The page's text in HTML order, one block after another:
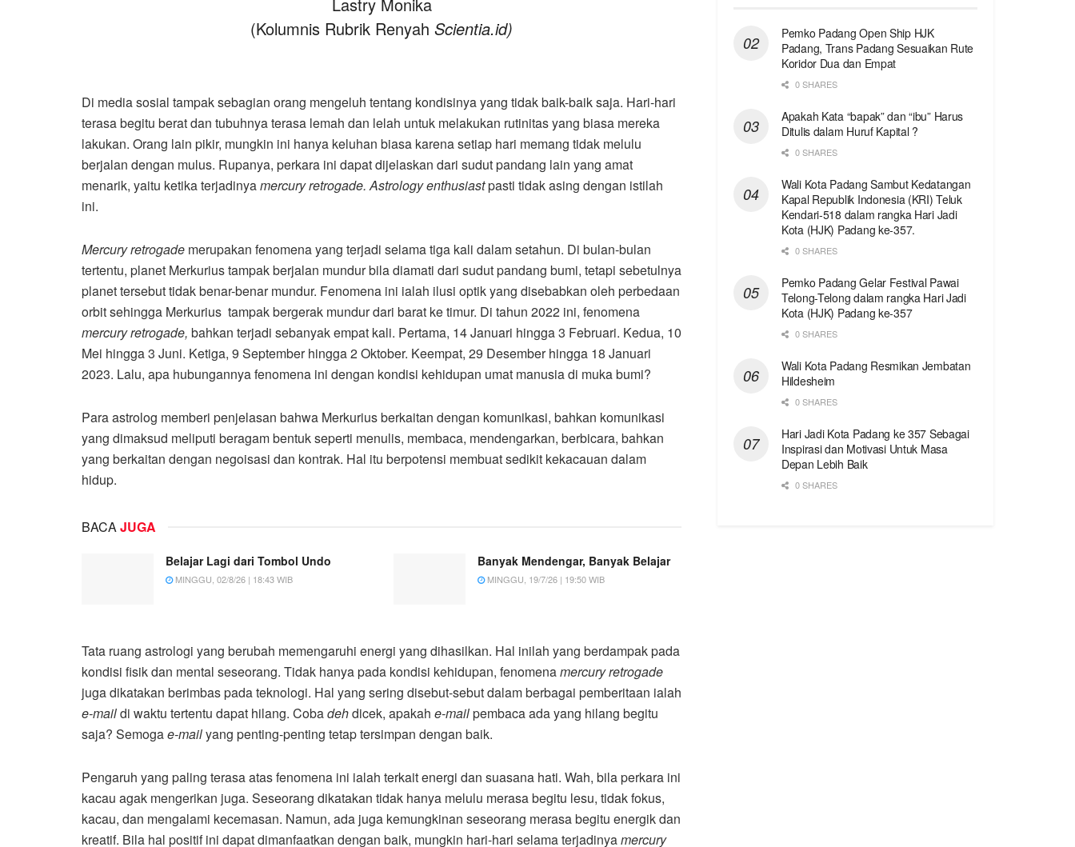
(Kolumnis Rubrik Renyah Scientia.id)
Di media sosial tampak sebagian orang mengeluh tentang kondisinya yang tidak baik-baik saja. Hari-hari
terasa begitu berat dan tubuhnya terasa lemah dan lelah untuk melakukan rutinitas yang biasa mereka
lakukan. Orang lain pikir, mungkin ini hanya keluhan biasa karena setiap hari memang tidak melulu
berjalan dengan mulus. Rupanya, perkara ini dapat dijelaskan dari sudut pandang lain yang amat
menarik, yaitu ketika terjadinyamercury retrogade. Astrology enthusiastpasti tidak asing dengan istilah
ini.
Mercury retrogade merupakan fenomena yang terjadi selama tiga kali dalam setahun. Di bulan-bulan
tertentu, planet Merkurius tampak berjalan mundur bila diamati dari sudut pandang bumi, tetapi sebetulnya
planet tersebut tidak benar-benar mundur. Fenomena ini ialah ilusi optik yang disebabkan oleh perbedaan
orbit sehingga Merkurius tampak bergerak mundur dari barat ke timur. Di tahun 2022 ini, fenomena
mercury retrogade, bahkan terjadi sebanyak empat kali. Pertama, 14 Januari hingga 3 Februari. Kedua, 10
Mei hingga 3 Juni. Ketiga, 9 September hingga 2 Oktober. Keempat, 29 Desember hingga 18 Januari
2023. Lalu, apa hubungannya fenomena ini dengan kondisi kehidupan umat manusia di muka bumi?
Para astrolog memberi penjelasan bahwa Merkurius berkaitan dengan komunikasi, bahkan komunikasi
yang dimaksud meliputi beragam bentuk seperti menulis, membaca, mendengarkan, berbicara, bahkan
yang berkaitan dengan negoisasi dan kontrak. Hal itu berpotensi membuat sedikit kekacauan dalam
hidup.
BACAJUGA
Belajar Lagi dari Tombol Undo
MINGGU, 02/8/26 | 18:43 WIB
Banyak Mendengar, Banyak Belajar
MINGGU, 19/7/26 | 19:50 WIB
Tata ruang astrologi yang berubah memengaruhi energi yang dihasilkan. Hal inilah yang berdampak pada
kondisi fisik dan mental seseorang. Tidak hanya pada kondisi kehidupan, fenomenamercury retrogade
juga dikatakan berimbas pada teknologi. Hal yang sering disebut-sebut dalam berbagai pemberitaan ialah
e-maildi waktu tertentu dapat hilang. Cobadehdicek, apakah e-mailpembaca ada yang hilang begitu
saja? Semogae-mailyang penting-penting tetap tersimpan dengan baik.
Pengaruh yang paling terasa atas fenomena ini ialah terkait energi dan suasana hati. Wah, bila perkara ini
kacau agak mengerikan juga. Seseorang dikatakan tidak hanya melulu merasa begitu lesu, tidak fokus,
kacau, dan mengalami kecemasan. Namun, ada juga kemungkinan seseorang merasa begitu energik dan
kreatif. Bila hal positif ini dapat dimanfaatkan dengan baik, mungkin hari-hari selama terjadinyamercury
Pemko Padang Open Ship HJK
Padang, Trans Padang Sesuaikan Rute
Koridor Dua dan Empat
0 SHARES
Apakah Kata “bapak” dan “ibu” Harus
Ditulis dalam Huruf Kapital ?
0 SHARES
Wali Kota Padang Sambut Kedatangan
Kapal Republik Indonesia (KRI) Teluk
Kendari-518 dalam rangka Hari Jadi
Kota (HJK) Padang ke-357.
0 SHARES
Pemko Padang Gelar Festival Pawai
Telong-Telong dalam rangka Hari Jadi
Kota (HJK) Padang ke-357
0 SHARES
Wali Kota Padang Resmikan Jembatan
Hildesheim
0 SHARES
Hari Jadi Kota Padang ke 357 Sebagai
Inspirasi dan Motivasi Untuk Masa
Depan Lebih Baik
0 SHARES